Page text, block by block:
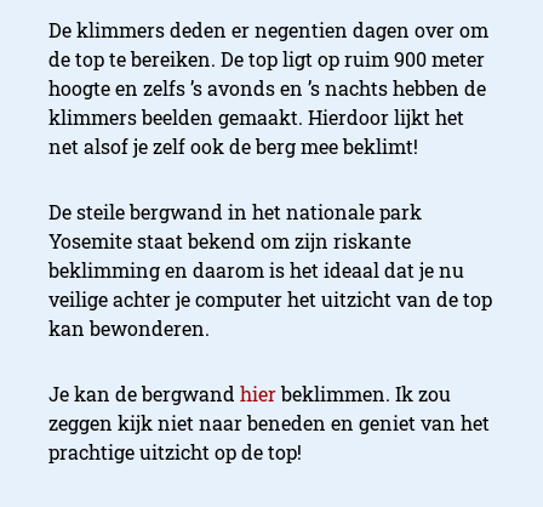
De klimmers deden er negentien dagen over om
de top te bereiken. De top ligt op ruim 900 meter
hoogte en zelfs ’s avonds en ’s nachts hebben de
klimmers beelden gemaakt. Hierdoor lijkt het
net alsof je zelf ook de berg mee beklimt!
De steile bergwand in het nationale park
Yosemite staat bekend om zijn riskante
beklimming en daarom is het ideaal dat je nu
veilige achter je computer het uitzicht van de top
kan bewonderen.
Je kan de bergwand hierbeklimmen. Ik zou
zeggen kijk niet naar beneden en geniet van het
prachtige uitzicht op de top!